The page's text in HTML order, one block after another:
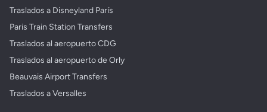
Traslados a Disneyland París
Paris Train Station Transfers
Traslados al aeropuerto CDG
Traslados al aeropuerto de Orly
Beauvais Airport Transfers
Traslados a Versalles